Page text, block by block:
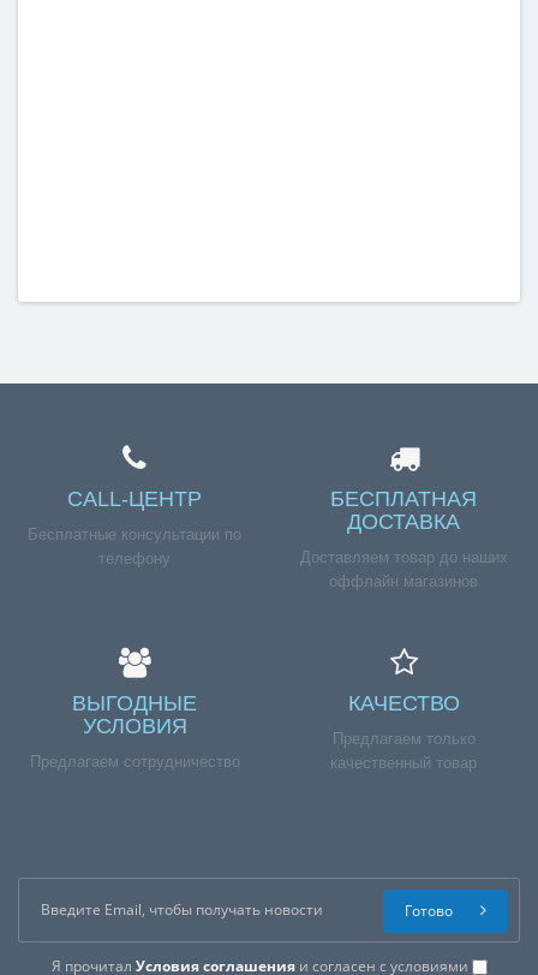
CALL-ЦЕНТР
Бесплатные консультации по
телефону
БЕСПЛАТНАЯ
ДОСТАВКА
Доставляем товар до наших
оффлайн магазинов
ВЫГОДНЫЕ
УСЛОВИЯ
Предлагаем сотрудничество
КАЧЕСТВО
Предлагаем только
качественный товар
Я прочитал Условия соглашенияи согласен с условиями
Готово